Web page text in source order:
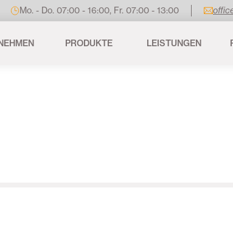
Mo. - Do. 07:00 - 16:00, Fr. 07:00 - 13:00
PRODUKTE LEISTUNGEN